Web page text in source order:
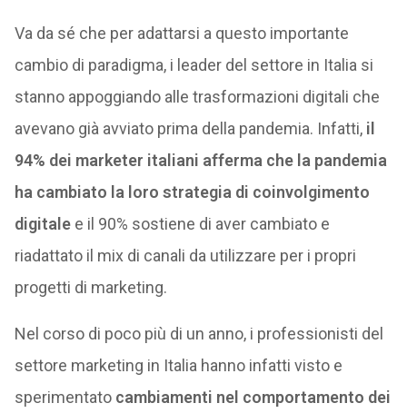
Va da sé che per adattarsi a questo importante
cambio di paradigma, i leader del settore in Italia si
stanno appoggiando alle trasformazioni digitali che
avevano già avviato prima della pandemia. Infatti, il
94% dei marketer italiani afferma che la pandemia
ha cambiato la loro strategia di coinvolgimento
digitalee il 90% sostiene di aver cambiato e
riadattato il mix di canali da utilizzare per i propri
progetti di marketing.
Nel corso di poco più di un anno, i professionisti del
settore marketing in Italia hanno infatti visto e
sperimentato cambiamenti nel comportamento dei